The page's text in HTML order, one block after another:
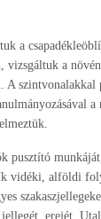
a
vizsgáltuk a
A szintvonalakkal
a
pusztító
vidéki, alföldi
erejét.